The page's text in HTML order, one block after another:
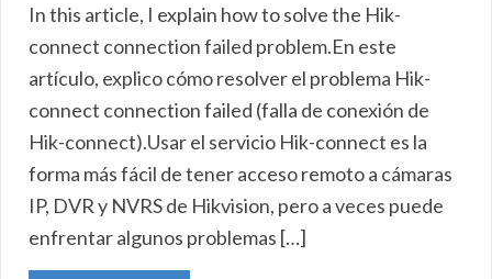
In this article, I explain how to solve the Hik-
connect connection failed problem.En este
artículo, explico cómo resolver el problema Hik-
connect connection failed (falla de conexión de
Hik-connect).Usar el servicio Hik-connect es la
forma más fácil de tener acceso remoto a cámaras
IP, DVR y NVRS de Hikvision, pero a veces puede
enfrentar algunos problemas […]